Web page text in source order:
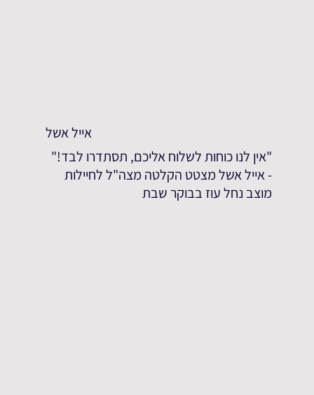
אייל אשל
"אין לנו כוחות לשלוח אליכם, תסתדרו לבד!"
- אייל אשל מצטט הקלטה מצה"ל לחיילות
מוצב נחל עוז בבוקר שבת